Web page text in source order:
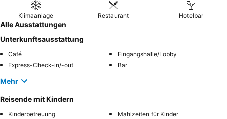
Klimaanlage Restaurant Hotelbar
Alle Ausstattungen
Unterkunftsausstattung
Café
Eingangshalle/Lobby
Express-Check-in/-out
Bar
Mehr
Reisende mit Kindern
Kinderbetreuung Mahlzeiten für Kinder